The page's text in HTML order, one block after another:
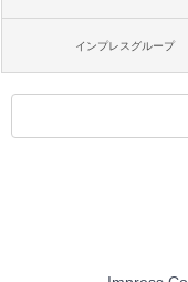
インプレスグループ